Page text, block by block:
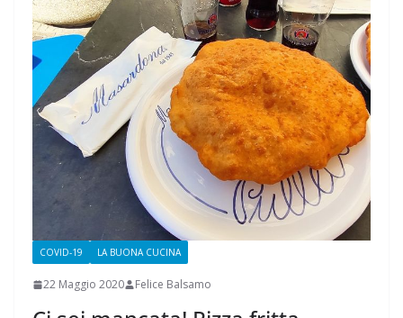
COVID-19 LA BUONA CUCINA
22 Maggio 2020 Felice Balsamo